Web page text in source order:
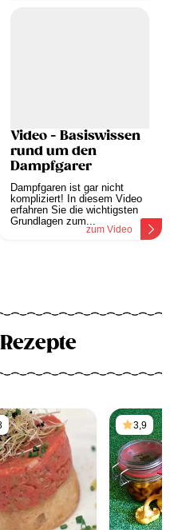
Video - Basiswissen
rund um den
Dampfgarer
Dampfgaren ist gar nicht
kompliziert! In diesem Video
erfahren Sie die wichtigsten
Grundlagen zum...
zum Video
3,9